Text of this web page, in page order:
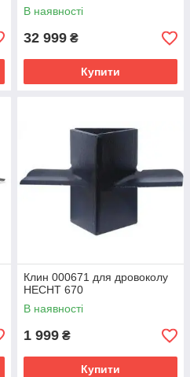
В наявності
32 999 ₴
Купити
Клин 000671 для дровоколу
HECHT 670
В наявності
1 999 ₴
Купити